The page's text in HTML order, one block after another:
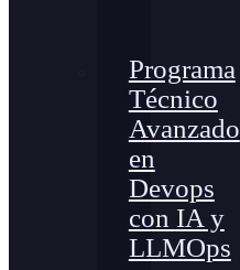
Programa
Técnico
Avanzado
en
Devops
con IA y
LLMOps